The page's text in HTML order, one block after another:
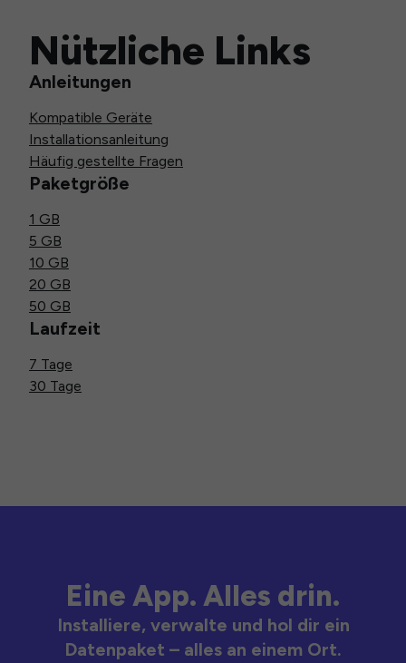
Nützliche Links
Anleitungen
Kompatible Geräte
Installationsanleitung
Häufig gestellte Fragen
Paketgröße
1 GB
5 GB
10 GB
20 GB
50 GB
Laufzeit
7 Tage
30 Tage
Eine App. Alles drin.
Installiere, verwalte und hol dir ein
Datenpaket – alles an einem Ort.